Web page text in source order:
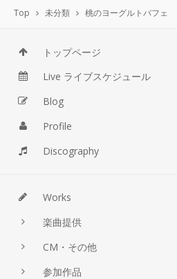
Top 未分類 桃のヨーグルトパフェ
トップページ
Live ライブスケジュール
Blog
Profile
Discography
Works
楽曲提供
CM・その他
参加作品